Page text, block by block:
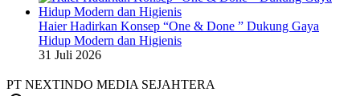
Haier Hadirkan Konsep “One & Done ” Dukung Gaya
Hidup Modern dan Higienis
31 Juli 2026
PT NEXTINDO MEDIA SEJAHTERA